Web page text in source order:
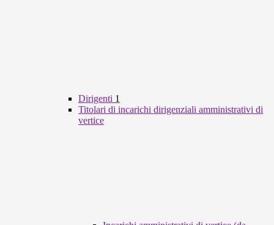
Dirigenti 1
Titolari di incarichi dirigenziali amministrativi di
vertice